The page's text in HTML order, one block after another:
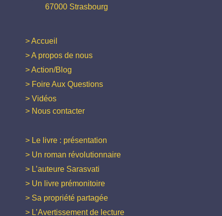
67000 Strasbourg
> Accueil
> A propos de nous
> Action/Blog
> Foire Aux Questions
> Vidéos
> Nous contacter
> Le livre : présentation
> Un roman révolutionnaire
> L’auteure Sarasvati
> Un livre prémonitoire
> Sa propriété partagée
> L’Avertissement de lecture